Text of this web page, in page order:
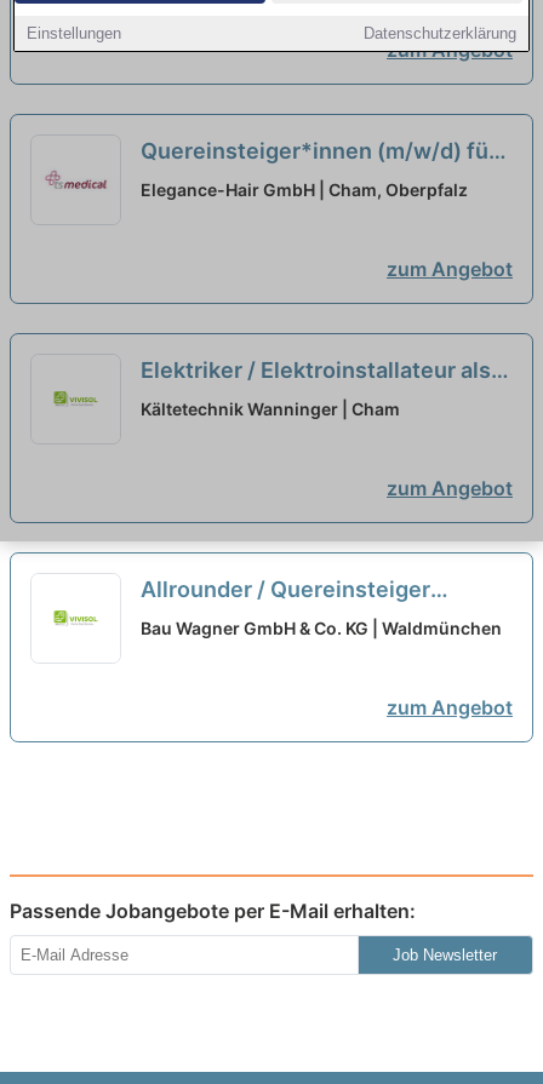
Einstellungen Datenschutzerklärung
zum Angebot
Quereinsteiger*innen (m/w/d) für
Influencer-Marketing - Cham neu
Elegance-Hair GmbH | Cham, Oberpfalz
zum Angebot
Elektriker / Elektroinstallateur als
Quereinsteiger (m/w/d) für Service
Kältetechnik Wanninger | Cham
zum Angebot
Allrounder / Quereinsteiger
(m/w/d)
Bau Wagner GmbH & Co. KG | Waldmünchen
zum Angebot
Passende Jobangebote per E-Mail erhalten:
Job Newsletter